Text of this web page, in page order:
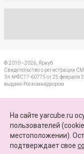
© 2010—2026, Яркуб
Свидетельство о регистрации
Эл №ФС77-60775 от 25 февраля
выдано Роскомнадзором
ПАРТНЕРЫ
КАРТА САЙТА
На сайте yarcube.ru
пользователей
местоположении).
подтверждает свое